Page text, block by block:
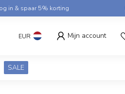
in & spaar 5% korting
EUR Mijn account
SALE